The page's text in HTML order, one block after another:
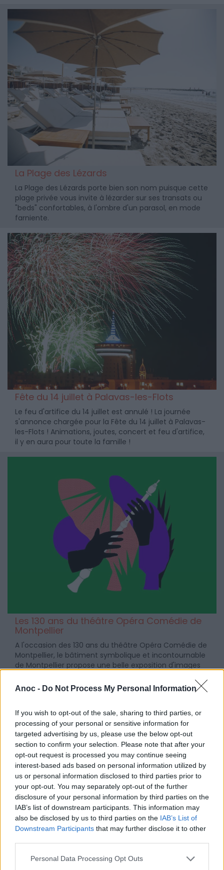
Anoc - Do Not Process My Personal Information
If you wish to opt-out of the sale, sharing to third parties, or
processing of your personal or sensitive information for
targeted advertising by us, please use the below opt-out
section to confirm your selection. Please note that after your
opt-out request is processed you may continue seeing
interest-based ads based on personal information utilized by
us or personal information disclosed to third parties prior to
your opt-out. You may separately opt-out of the further
disclosure of your personal information by third parties on the
IAB’s list of downstream participants. This information may
also be disclosed by us to third parties on the IAB’s List of
Downstream Participants that may further disclose it to other
Personal Data Processing Opt Outs
La Plage des Lézards
La Plage des Lézards porte bien son nom puisque cette
plage privée vous invite à lézarder sur ses transats ou
"beds" confortables, à l'ombre d'un parasol, en mode
farniente.
Fête du 14 juillet à Palavas-les-Flots
Le feu d'artifice du 14 juillet est annulé ! La journée
s'annonce chargée pour la Fête du 14 juillet à Palavas-
les-Flots ! Animations, joutes, concert et feu d'artifice,
il y en aura pour toute la famille !
Les 130 ans du théâtre Opéra Comédie de
Montpellier
A l'occasion des 130 ans du théâtre Opéra Comédie de
Montpellier, le bâtiment symbolique et incontournable
de Montpellier propose une belle exposition d'images
concert de cuivres qui reprend des mélodies
incomparables du répertoire classique.